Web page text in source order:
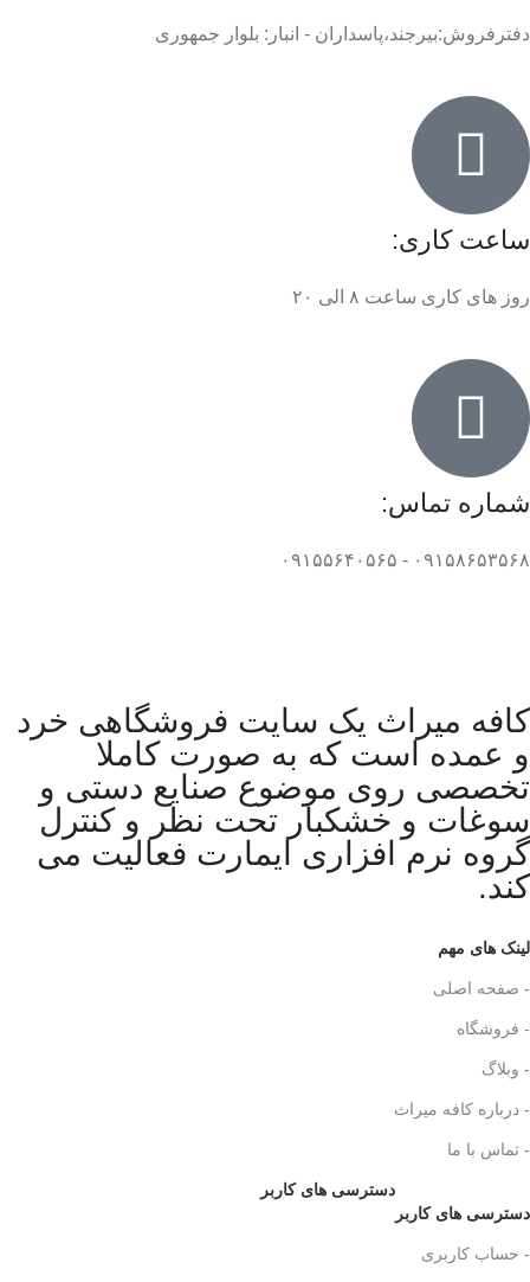
دفترفروش:بیرجند،پاسداران - انبار: بلوار جمهوری
ساعت کاری:
روز های کاری ساعت ۸ الی ۲۰
شماره تماس:
۰۹۱۵۸۶۵۳۵۶۸ - ۰۹۱۵۵۶۴۰۵۶۵
کافه میراث یک سایت فروشگاهی خرد
و عمده است که به صورت کاملا
تخصصی روی موضوع صنایع دستی و
سوغات و خشکبار تحت نظر و کنترل
گروه نرم افزاری ایمارت فعالیت می
کند.
لینک های مهم
- صفحه اصلی
- فروشگاه
- وبلاگ
- درباره کافه میراث
- تماس با ما
دسترسی های کاربر
دسترسی های کاربر
- حساب کاربری